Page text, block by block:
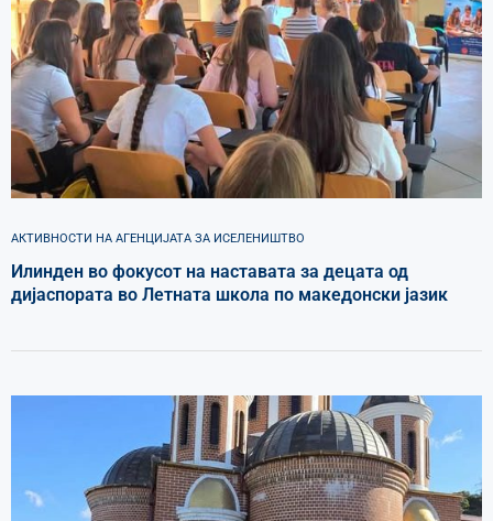
АКТИВНОСТИ НА АГЕНЦИЈАТА ЗА ИСЕЛЕНИШТВО
Илинден во фокусот на наставата за децата од
дијаспората во Летната школа по македонски јазик